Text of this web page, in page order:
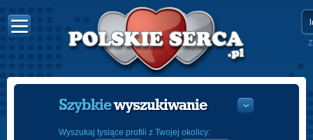
Szybkiewyszukiwanie
Wyszukaj tysiące profili z Twojej okolicy: